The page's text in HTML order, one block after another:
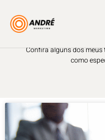
Confira alguns dos
como